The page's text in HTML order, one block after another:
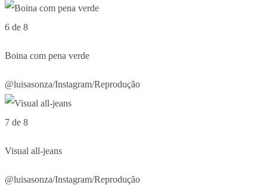
6 de 8
Boina com pena verde
@luisasonza/Instagram/Reprodução
7 de 8
Visual all-jeans
@luisasonza/Instagram/Reprodução